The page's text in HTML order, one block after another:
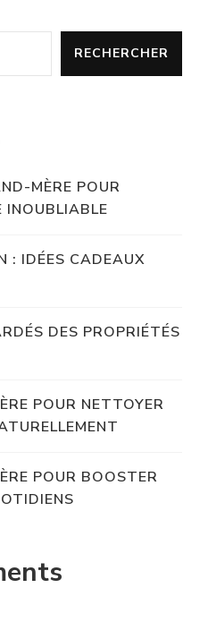
RECHERCHER
MÈRE POUR
INOUBLIABLE
: IDÉES CADEAUX
DES PROPRIÉTÉS
POUR NETTOYER
POUR BOOSTER